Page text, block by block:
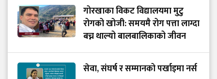
गोरखाका विकट विद्यालयमा मुटु
रोगको खोजी: समयमै रोग पत्ता लाग्दा
बच्न थाल्यो बालबालिकाको जीवन
सेवा, संघर्ष र सम्मानको पर्खाइमा नर्स